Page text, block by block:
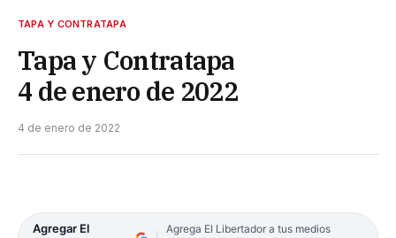
TAPA Y CONTRATAPA
Tapa y Contratapa
4 de enero de 2022
4 de enero de 2022
Agregar El
Agrega El Libertador a tus medios